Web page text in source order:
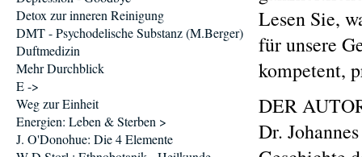
Lesen Sie,
für unsere
kompetent,
DER
Dr.
Detox zur inneren Reinigung
DMT - Psychodelische Substanz (M.Berger)
Duftmedizin
Mehr Durchblick
E ->
Weg zur Einheit
Energien: Leben & Sterben >
J. O'Donohue: Die 4 Elemente